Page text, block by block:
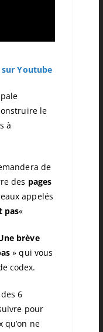
Youtube
le
à
de
des pages
appelés
pas«
brève
» qui vous
codex.
6
pour
qu’on ne